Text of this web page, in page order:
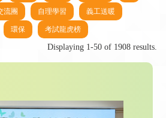
流團 自理學習 義工送暖
環保 考試龍虎榜
Displaying 1-50 of 1908 results.